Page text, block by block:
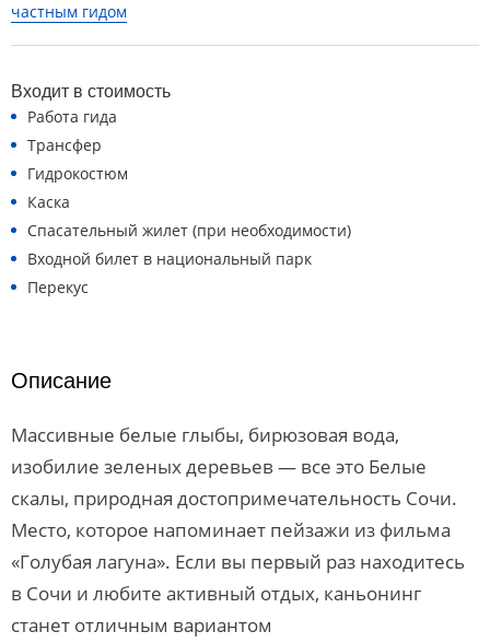
частным гидом
Входит в стоимость
Работа гида
Трансфер
Гидрокостюм
Каска
Спасательный жилет (при необходимости)
Входной билет в национальный парк
Перекус
Описание
Массивные белые глыбы, бирюзовая вода,
изобилие зеленых деревьев — все это Белые
скалы, природная достопримечательность Сочи.
Место, которое напоминает пейзажи из фильма
«Голубая лагуна». Если вы первый раз находитесь
в Сочи и любите активный отдых, каньонинг
станет отличным вариантом